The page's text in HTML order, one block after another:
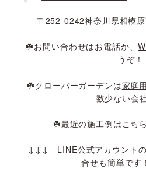
〒252-0242神奈川県相模
☘️お問い合わせはお電話か、
うぞ！
☘️クローバーガーデンは家庭
数少ない会
☘️最近の施工例はこちら
↓↓↓ LINE公式アカウントの
合せも簡単で